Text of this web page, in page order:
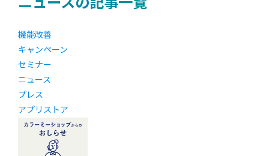
機能改善
キャンペーン
セミナー
ニュース
プレス
アプリストア